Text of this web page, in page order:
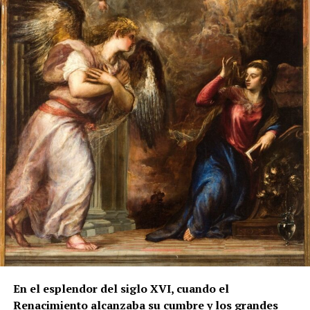
Cristóbal de los Ríos, herrero de Marchena, y señala
que los últimos pagos fueron entregados a José y
Juan de los Ríos, hijos y herederos del maestro. El
dorado y la policromía se ejecutaron
posteriormente, entre 1755 y 1757, por el pintor
Francisco Palomino.
Sin embargo, otro documento de 1780, estudiado por
Manuel Clavijo Andújar, aporta un matiz
fundamental. Al presentarse para realizar dos rejas
en la iglesia de San Miguel de Morón de la Frontera,
Juan de los Ríos Vallejo incluyó entre sus méritos
profesionales la reja del coro de San Juan de
Marchena, afirmando que en ella había contado con
la ayuda de su padre. También se atribuía una reja
para la capilla mayor de la misma iglesia
Casa Grande de San Francisco de Sevilla.
En el esplendor del siglo XVI, cuando el
Renacimiento alcanzaba su cumbre y los grandes